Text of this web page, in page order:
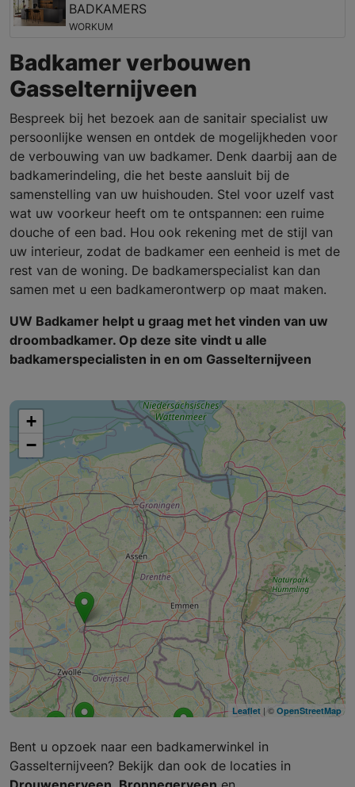
BADKAMERS
WORKUM
Badkamer verbouwen
Gasselternijveen
Bespreek bij het bezoek aan de sanitair specialist uw
persoonlijke wensen en ontdek de mogelijkheden voor
de verbouwing van uw badkamer. Denk daarbij aan de
badkamerindeling, die het beste aansluit bij de
samenstelling van uw huishouden. Stel voor uzelf vast
wat uw voorkeur heeft om te ontspannen: een ruime
douche of een bad. Hou ook rekening met de stijl van
uw interieur, zodat de badkamer een eenheid is met de
rest van de woning. De badkamerspecialist kan dan
samen met u een badkamerontwerp op maat maken.
UW Badkamer helpt u graag met het vinden van uw
droombadkamer. Op deze site vindt u alle
badkamerspecialisten in en om Gasselternijveen
+
−
Leaflet | © OpenStreetMap
Bent u opzoek naar een badkamerwinkel in
Gasselternijveen? Bekijk dan ook de locaties in